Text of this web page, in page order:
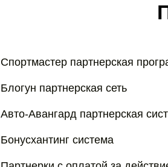
Спортмастер партнерская
Блогун партнерская сеть
Авто-Авангард партнерская
Бонусхантинг система